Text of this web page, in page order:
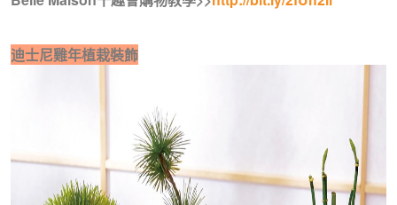
迪士尼雞年植栽裝飾